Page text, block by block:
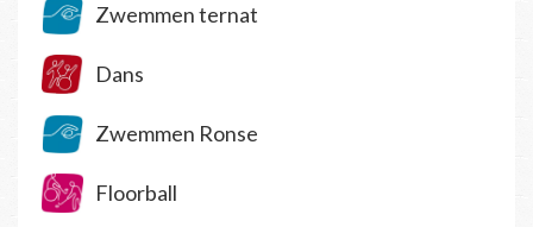
Zwemmen ternat
Dans
Zwemmen Ronse
Floorball